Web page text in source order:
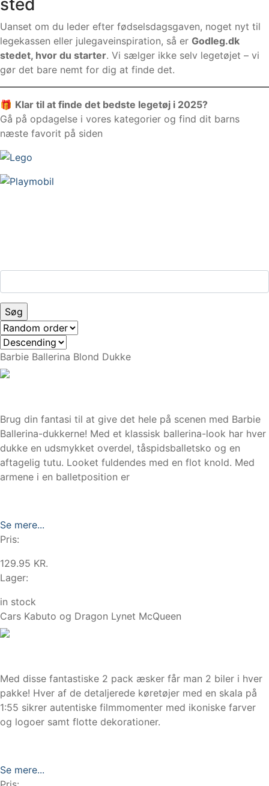
sted
Uanset om du leder efter fødselsdagsgaven, noget nyt til
legekassen eller julegaveinspiration, så er Godleg.dk
stedet, hvor du starter. Vi sælger ikke selv legetøjet – vi
gør det bare nemt for dig at finde det.
🎁 Klar til at finde det bedste legetøj i 2025?
Gå på opdagelse i vores kategorier og find dit barns
næste favorit på siden
Barbie Ballerina Blond Dukke
Brug din fantasi til at give det hele på scenen med Barbie
Ballerina-dukkerne! Med et klassisk ballerina-look har hver
dukke en udsmykket overdel, tåspidsballetsko og en
aftagelig tutu. Looket fuldendes med en flot knold. Med
armene i en balletposition er
Se mere...
Pris:
129.95 KR.
Lager:
in stock
Cars Kabuto og Dragon Lynet McQueen
Med disse fantastiske 2 pack æsker får man 2 biler i hver
pakke! Hver af de detaljerede køretøjer med en skala på
1:55 sikrer autentiske filmmomenter med ikoniske farver
og logoer samt flotte dekorationer.
Se mere...